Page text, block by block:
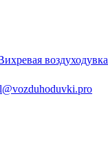
воздуходувка